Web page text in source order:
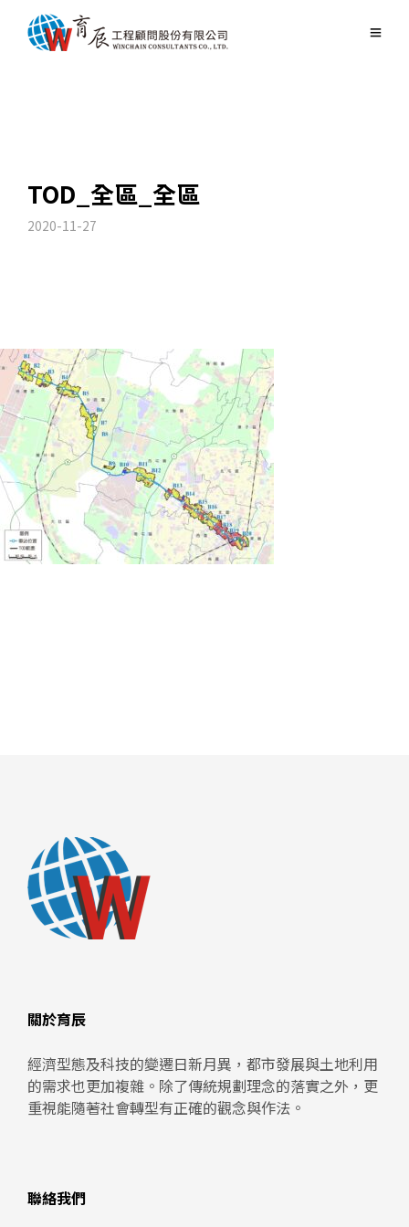
TOD_全區_全區
2020-11-27
關於育辰
經濟型態及科技的變遷日新月異，都市發展與土地利用
的需求也更加複雜。除了傳統規劃理念的落實之外，更
重視能隨著社會轉型有正確的觀念與作法。
聯絡我們